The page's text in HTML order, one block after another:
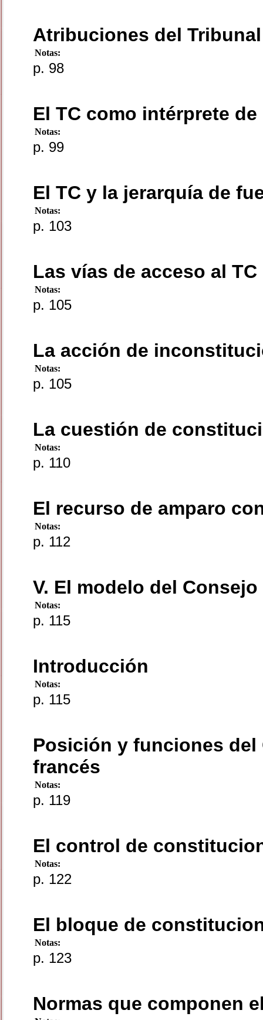
Atribuciones del
Notas:
p. 98
El TC como intérprete
Notas:
p. 99
El TC y la jerarquía de
Notas:
p. 103
Las vías de acceso al TC
Notas:
p. 105
La acción de
Notas:
p. 105
La cuestión de
Notas:
p. 110
El recurso de amparo
Notas:
p. 112
V. El modelo del
Notas:
p. 115
Introducción
Notas:
p. 115
Posición y funciones
francés
Notas:
p. 119
El control de
Notas:
p. 122
El bloque de
Notas:
p. 123
Normas que componen